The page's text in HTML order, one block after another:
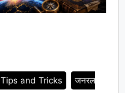
Tips and Tricks जनरल